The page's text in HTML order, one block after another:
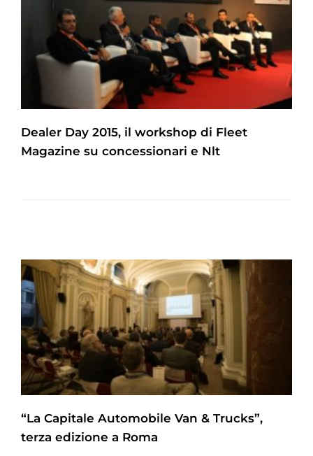
Dealer Day 2015, il workshop di Fleet
Magazine su concessionari e Nlt
“La Capitale Automobile Van & Trucks”,
terza edizione a Roma